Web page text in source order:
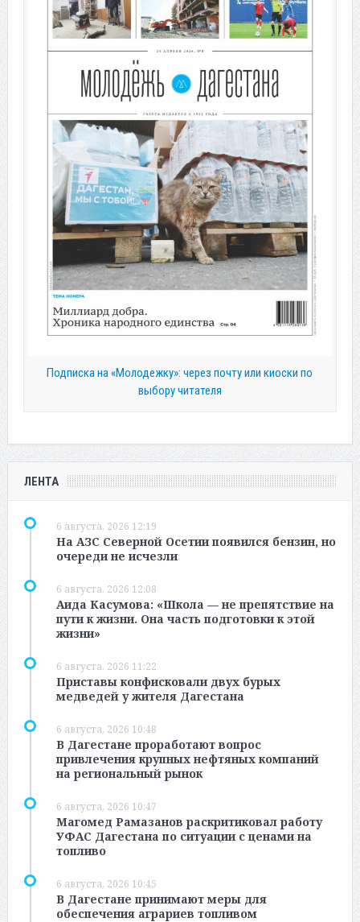
Подписка на «Молодежку»: через почту или киоски по
выбору читателя
ЛЕНТА
6 августа, 2026 12:19
На АЗС Северной Осетии появился бензин, но
очереди не исчезли
6 августа, 2026 12:08
Аида Касумова: «Школа — не препятствие на
пути к жизни. Она часть подготовки к этой
жизни»
6 августа, 2026 11:22
Приставы конфисковали двух бурых
медведей у жителя Дагестана
6 августа, 2026 10:48
В Дагестане проработают вопрос
привлечения крупных нефтяных компаний
на региональный рынок
6 августа, 2026 10:47
Магомед Рамазанов раскритиковал работу
УФАС Дагестана по ситуации с ценами на
топливо
6 августа, 2026 10:45
В Дагестане принимают меры для
обеспечения аграриев топливом